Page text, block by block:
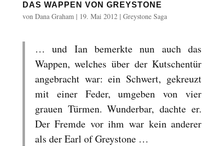
DAS WAPPEN VON GREYSTONE
von Dana Graham| 19. Mai 2012| Greystone Saga
… und Ian bemerkte nun auch das
Wappen, welches über der Kutschentür
angebracht war: ein Schwert, gekreuzt
mit einer Feder, umgeben von vier
grauen Türmen. Wunderbar, dachte er.
Der Fremde vor ihm war kein anderer
als der Earl of Greystone …